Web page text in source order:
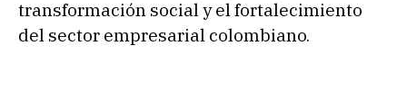
transformación social y el fortalecimiento
del sector empresarial colombiano.